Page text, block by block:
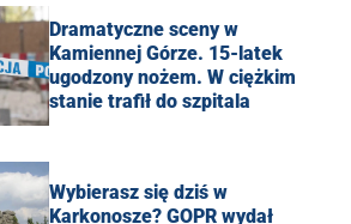
Dramatyczne sceny w
Kamiennej Górze. 15-latek
ugodzony nożem. W ciężkim
stanie trafił do szpitala
Wybierasz się dziś w
Karkonosze? GOPR wydał